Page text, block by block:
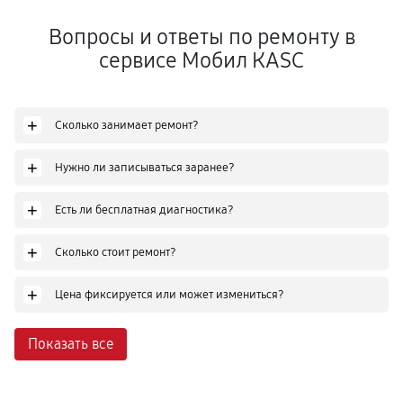
Вопросы и ответы по ремонту в
сервисе Мобил КASC
+ Сколько занимает ремонт?
+ Нужно ли записываться заранее?
+ Есть ли бесплатная диагностика?
+ Сколько стоит ремонт?
+ Цена фиксируется или может измениться?
Показать все